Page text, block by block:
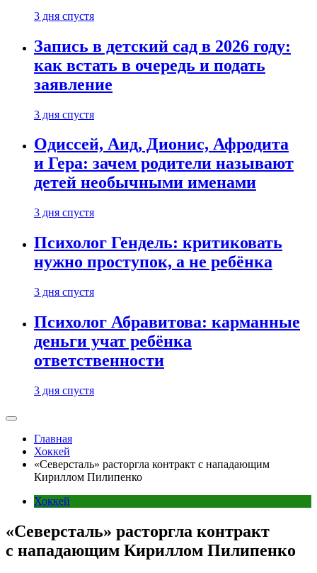
3 дня спустя
Запись в детский сад в 2026 году:
как встать в очередь и подать
заявление
3 дня спустя
Одиссей, Аид, Дионис, Афродита
и Гера: зачем родители называют
детей необычными именами
3 дня спустя
Психолог Гендель: критиковать
нужно проступок, а не ребёнка
3 дня спустя
Психолог Абравитова: карманные
деньги учат ребёнка
ответственности
3 дня спустя
Главная
Хоккей
«Северсталь» расторгла контракт с нападающим
Кириллом Пилипенко
Хоккей
«Северсталь» расторгла контракт
с нападающим Кириллом Пилипенко